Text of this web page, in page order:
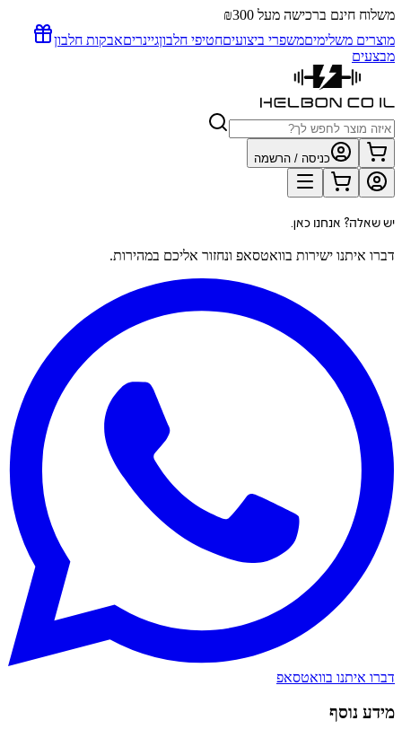
משלוח חינם ברכישה מעל ₪300
מוצרים משלימיםמשפרי ביצועיםחטיפי חלבוןגיינריםאבקות חלבון
מבצעים
כניסה / הרשמה
יש שאלה? אנחנו כאן.
דברו איתנו ישירות בוואטסאפ ונחזור אליכם במהירות.
דברו איתנו בוואטסאפ
מידע נוסף